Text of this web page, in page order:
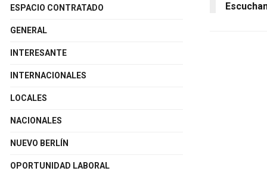
ESPACIO CONTRATADO
GENERAL
INTERESANTE
INTERNACIONALES
LOCALES
NACIONALES
NUEVO BERLÍN
OPORTUNIDAD LABORAL